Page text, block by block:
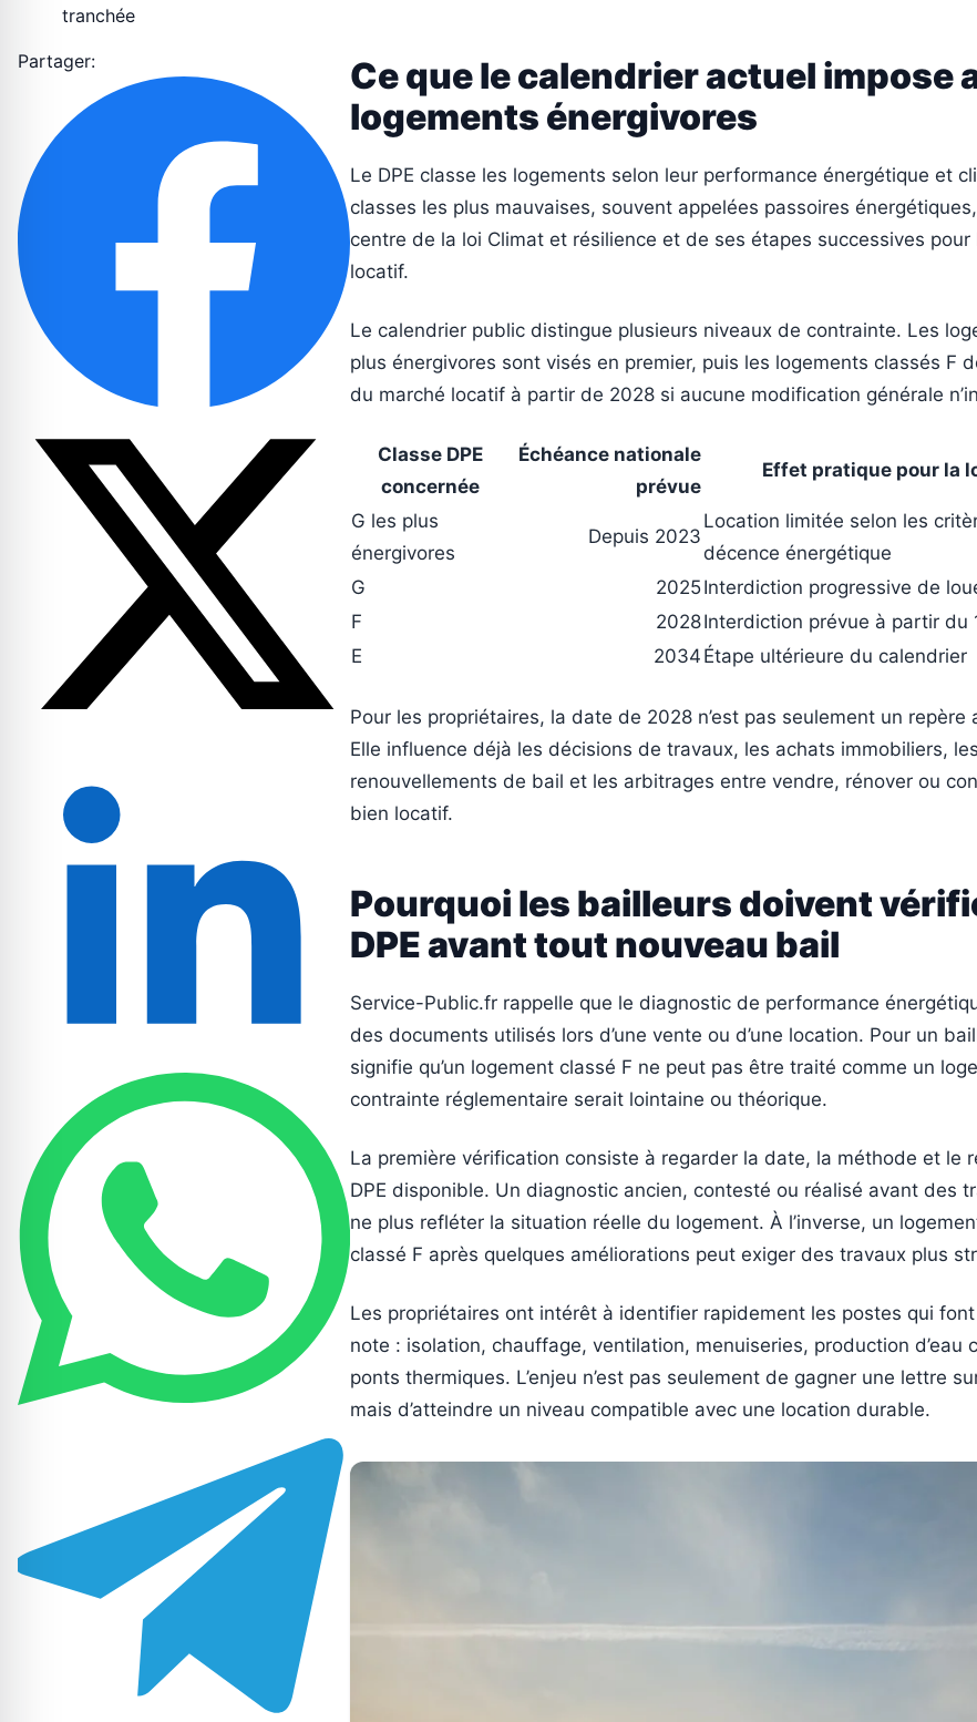
tranchée
Partager:
Ce que le calendrier actuel impose
logements énergivores
Le DPE classe les logements selon leur performance énergétique et
classes les plus mauvaises, souvent appelées passoires
centre de la loi Climat et résilience et de ses étapes successives pour
locatif.
Le calendrier public distingue plusieurs niveaux de contrainte. Les
plus énergivores sont visés en premier, puis les logements classés F
du marché locatif à partir de 2028 si aucune modification générale
Classe DPE
concernée
Échéance nationale
prévue
Effet pratique pour la
G les plus
énergivores
Depuis 2023
Location limitée selon les
décence énergétique
G
2025Interdiction progressive de
F
2028Interdiction prévue à partir du
E
2034 Étape ultérieure du calendrier
Pour les propriétaires, la date de 2028 n’est pas seulement un repère
Elle influence déjà les décisions de travaux, les achats immobiliers, les
renouvellements de bail et les arbitrages entre vendre, rénover ou
bien locatif.
Pourquoi les bailleurs doivent
DPE avant tout nouveau bail
Service-Public.fr rappelle que le diagnostic de performance
des documents utilisés lors d’une vente ou d’une location. Pour un
signifie qu’un logement classé F ne peut pas être traité comme un
contrainte réglementaire serait lointaine ou théorique.
La première vérification consiste à regarder la date, la méthode et le
DPE disponible. Un diagnostic ancien, contesté ou réalisé avant des
ne plus refléter la situation réelle du logement. À l’inverse, un
classé F après quelques améliorations peut exiger des travaux plus
Les propriétaires ont intérêt à identifier rapidement les postes qui
note : isolation, chauffage, ventilation, menuiseries, production d’eau
ponts thermiques. L’enjeu n’est pas seulement de gagner une lettre
mais d’atteindre un niveau compatible avec une location durable.